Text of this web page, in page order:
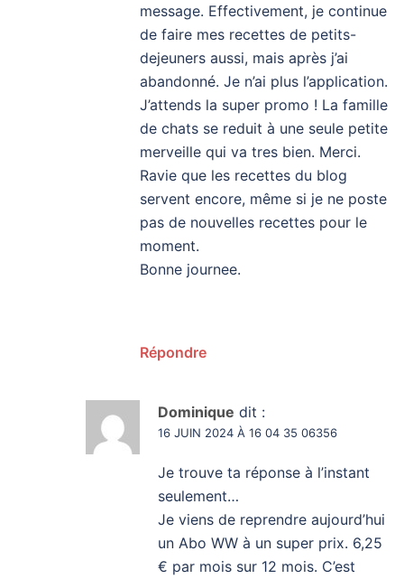
message. Effectivement, je continue
de faire mes recettes de petits-
dejeuners aussi, mais après j’ai
abandonné. Je n’ai plus l’application.
J’attends la super promo ! La famille
de chats se reduit à une seule petite
merveille qui va tres bien. Merci.
Ravie que les recettes du blog
servent encore, même si je ne poste
pas de nouvelles recettes pour le
moment.
Bonne journee.
Répondre
Dominique dit :
16 JUIN 2024 À 16 04 35 06356
Je trouve ta réponse à l’instant
seulement…
Je viens de reprendre aujourd’hui
un Abo WW à un super prix. 6,25
€ par mois sur 12 mois. C’est